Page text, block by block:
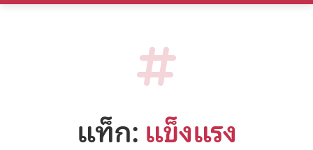
แท็ก: แข็งแรง